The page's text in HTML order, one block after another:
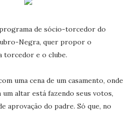
de sócio-torcedor do
Negra, quer propor o
torcedor e o clube.
uma cena de um casamento, onde
altar está fazendo seus votos,
aprovação do padre. Só que, no